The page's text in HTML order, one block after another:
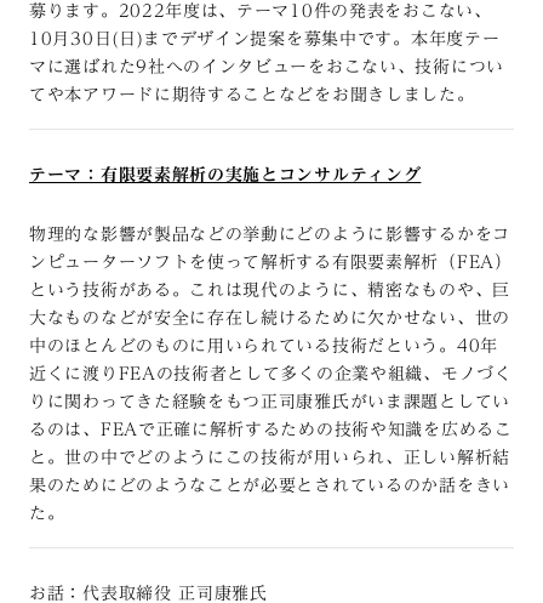
募ります。2022年度は、テーマ10件の発表をおこない、
10月30日(日)までデザイン提案を募集中です。本年度テー
マに選ばれた9社へのインタビューをおこない、技術につい
てや本アワードに期待することなどをお聞きしました。
テーマ：有限要素解析の実施とコンサルティング
物理的な影響が製品などの挙動にどのように影響するかをコ
ンピューターソフトを使って解析する有限要素解析（FEA）
という技術がある。これは現代のように、精密なものや、巨
大なものなどが安全に存在し続けるために欠かせない、世の
中のほとんどのものに用いられている技術だという。40年
近くに渡りFEAの技術者として多くの企業や組織、モノづく
りに関わってきた経験をもつ正司康雅氏がいま課題としてい
るのは、FEAで正確に解析するための技術や知識を広めるこ
と。世の中でどのようにこの技術が用いられ、正しい解析結
果のためにどのようなことが必要とされているのか話をきい
た。
お話：代表取締役 正司康雅氏